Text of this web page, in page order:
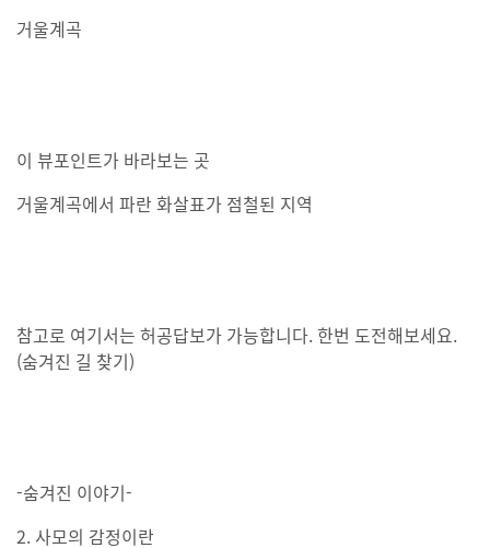
거울계곡
이 뷰포인트가 바라보는 곳
거울계곡에서 파란 화살표가 점철된 지역
참고로 여기서는 허공답보가 가능합니다. 한번 도전해보세요.
(숨겨진 길 찾기)
-숨겨진 이야기-
2. 사모의 감정이란